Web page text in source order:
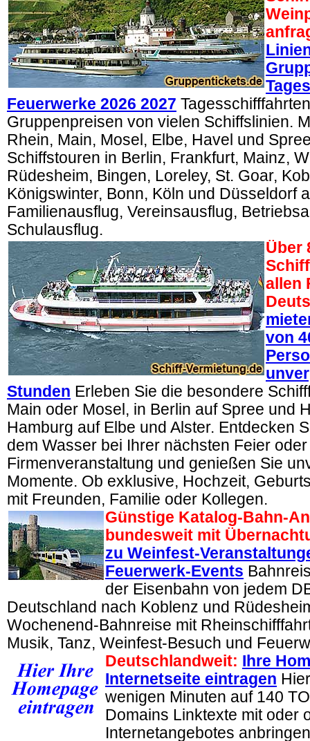
Feuerwerke 2026 2027
Gruppenpreisen von vielen Schiffslinien.
Rhein, Main, Mosel, Elbe, Havel und
Schiffstouren in Berlin, Frankfurt, Mainz,
Rüdesheim, Bingen, Loreley, St. Goar,
Königswinter, Bonn, Köln und Düsseldorf
Familienausflug, Vereinsausflug,
Schulausflug.
Über
allen
von
Stunden Erleben Sie die besondere
Main oder Mosel, in Berlin auf Spree und
Hamburg auf Elbe und Alster. Entdecken
dem Wasser bei Ihrer nächsten Feier oder
Firmenveranstaltung und genießen Sie
Momente. Ob exklusive, Hochzeit,
mit Freunden, Familie oder Kollegen.
Günstige Katalog-Bahn-
bundesweit mit
zu Weinfest-
Feuerwerk-Events
der Eisenbahn von jedem
Deutschland nach Koblenz und
Wochenend-Bahnreise mit
Musik, Tanz, Weinfest-Besuch und
Deutschlandweit: Ihre
Internetseite eintragen
wenigen Minuten auf 140
Domains Linktexte mit oder
Internetangebotes